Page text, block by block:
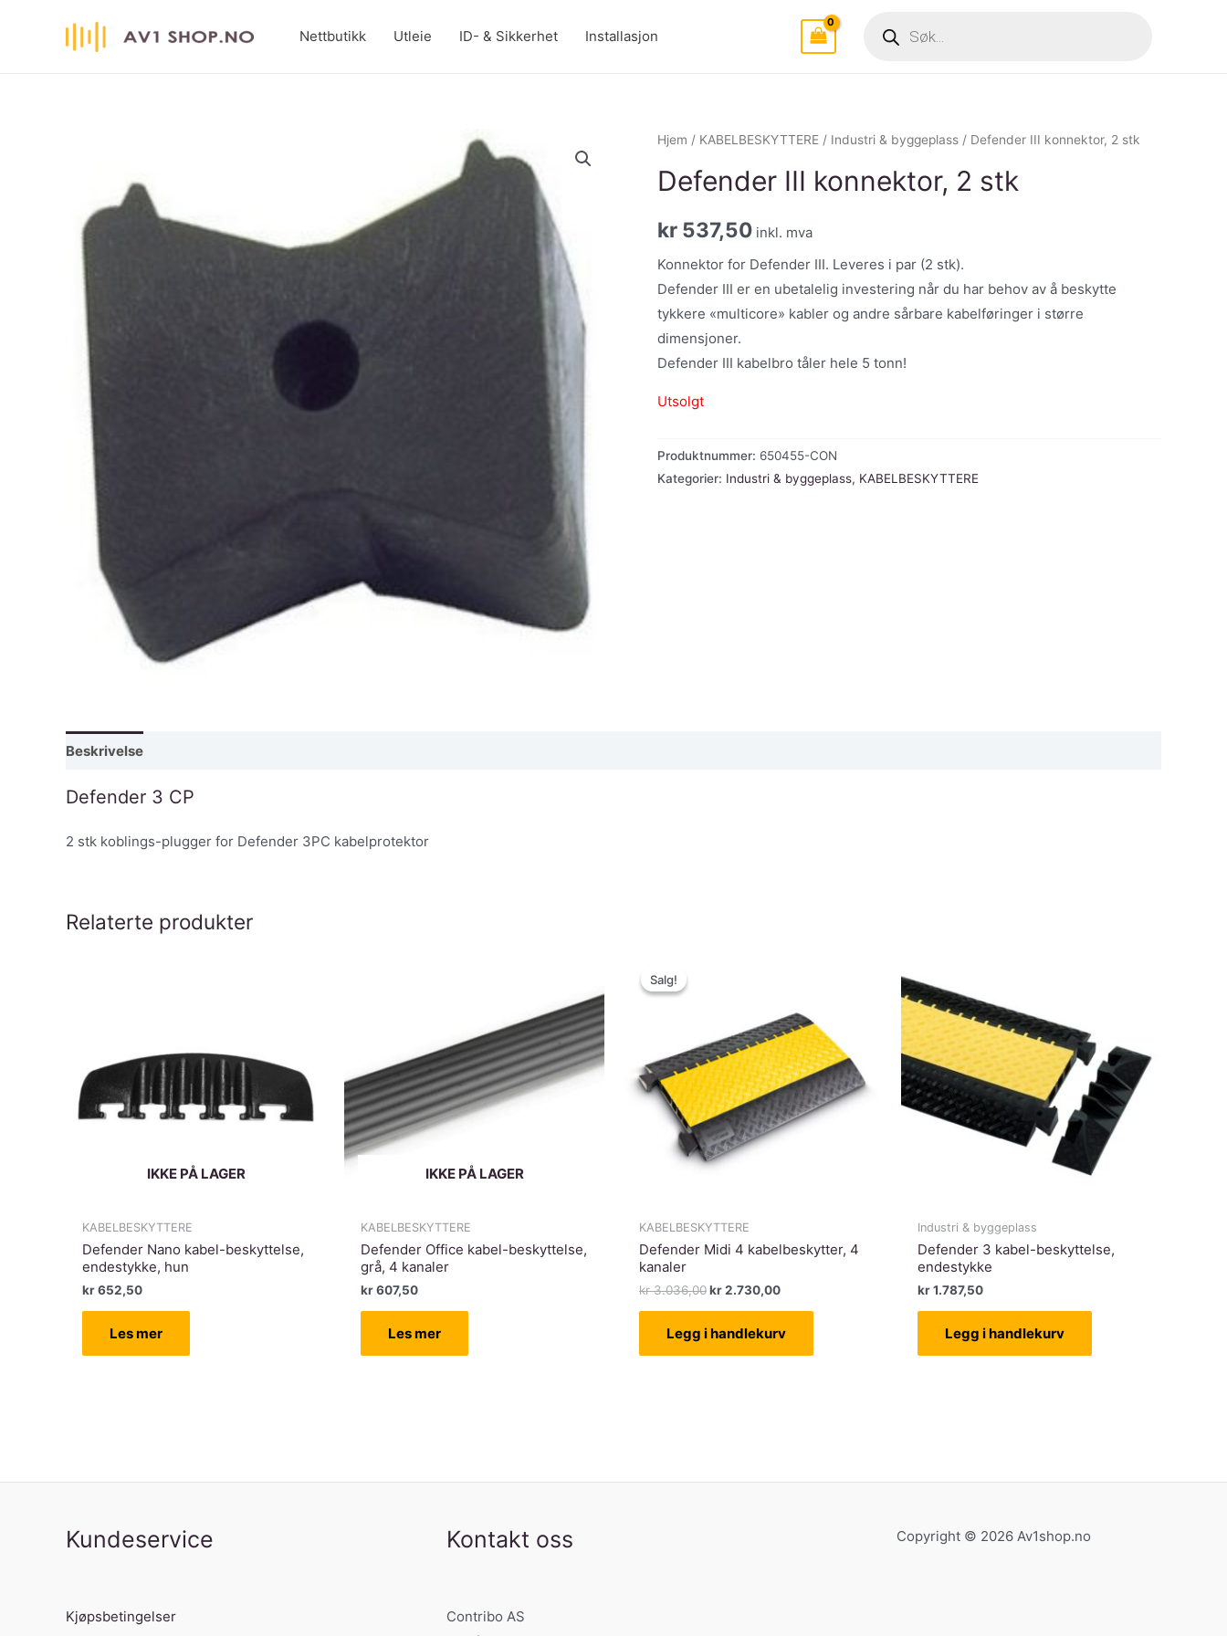
Nettbutikk Utleie ID- & Sikkerhet Installasjon search
Hjem / KABELBESKYTTERE / Industri & byggeplass / Defender III konnektor, 2 stk
Defender III konnektor, 2 stk
kr 537,50 inkl. mva
Konnektor for Defender III. Leveres i par (2 stk).
Defender III er en ubetalelig investering når du har behov av å beskytte
tykkere «multicore» kabler og andre sårbare kabelføringer i større
dimensjoner.
Defender III kabelbro tåler hele 5 tonn!
Utsolgt
Produktnummer: 650455-CON
Kategorier: Industri & byggeplass, KABELBESKYTTERE
Beskrivelse
Defender 3 CP
2 stk koblings-plugger for Defender 3PC kabelprotektor
Relaterte produkter
IKKE PÅ LAGER
KABELBESKYTTERE
Defender Nano kabel-beskyttelse,
endestykke, hun
kr652,50
Les mer
IKKE PÅ LAGER
KABELBESKYTTERE
Defender Office kabel-beskyttelse,
grå, 4 kanaler
kr607,50
Les mer
Salg!
Salg!
KABELBESKYTTERE
Defender Midi 4 kabelbeskytter, 4
kanaler
kr3.036,00Opprinnelig
kr 3.036,00.
kr2.730,00Nåværende
kr 2.730,00.
Legg i handlekurv
Industri & byggeplass
Defender 3 kabel-beskyttelse,
endestykke
kr1.787,50
Legg i handlekurv
Kundeservice
Kjøpsbetingelser
Kontakt oss
Contribo AS
Copyright © 2026 Av1shop.no